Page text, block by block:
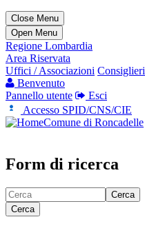
Close Menu
Open Menu
Regione Lombardia
Area Riservata
Uffici / Associazioni Consiglieri
Benvenuto
Pannello utente
Esci
Accesso SPID/CNS/CIE
Comune di Roncadelle
Form di ricerca
Cerca
Cerca